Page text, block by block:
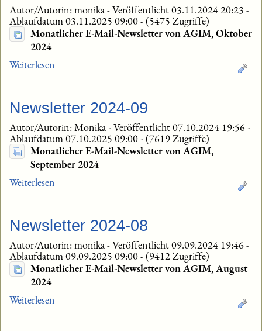
Autor/Autorin: monika -Veröffentlicht 03.11.2024 20:23 -
Ablaufdatum 03.11.2025 09:00-(5475 Zugriffe)
Monatlicher E-Mail-Newsletter von AGIM, Oktober
2024
Weiterlesen
Newsletter 2024-09
Autor/Autorin: Monika-Veröffentlicht 07.10.2024 19:56-
Ablaufdatum 07.10.2025 09:00-(7619 Zugriffe)
Monatlicher E-Mail-Newsletter von AGIM,
September 2024
Weiterlesen
Newsletter 2024-08
Autor/Autorin: monika-Veröffentlicht 09.09.2024 19:46-
Ablaufdatum 09.09.2025 09:00-(9412 Zugriffe)
Monatlicher E-Mail-Newsletter von AGIM, August
2024
Weiterlesen